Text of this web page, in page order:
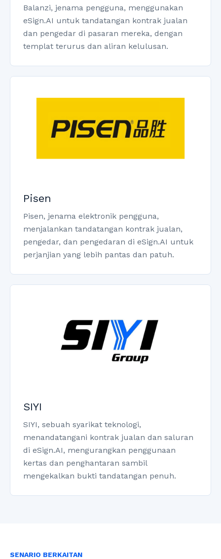
Balanzi, jenama pengguna, menggunakan
eSign.AI untuk tandatangan kontrak jualan
dan pengedar di pasaran mereka, dengan
templat terurus dan aliran kelulusan.
Pisen
Pisen, jenama elektronik pengguna,
menjalankan tandatangan kontrak jualan,
pengedar, dan pengedaran di eSign.AI untuk
perjanjian yang lebih pantas dan patuh.
SIYI
SIYI, sebuah syarikat teknologi,
menandatangani kontrak jualan dan saluran
di eSign.AI, mengurangkan penggunaan
kertas dan penghantaran sambil
mengekalkan bukti tandatangan penuh.
SENARIO BERKAITAN